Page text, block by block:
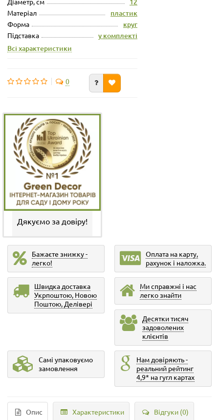
Матеріал пластик
Форма круг
Підставка
у комплекті
Всі характеристики
0
Дякуємо за довіру!
Бажаєте знижку -
легко!
Оплата на карту,
рахунок і наложка.
Швидка доставка
Укрпоштою, Новою
Поштою, Делівері
Ми справжні і нас
легко знайти
Десятки тисяч
задоволених
клієнтів
Самі упаковуємо
замовлення
Нам довіряють -
реальний рейтинг
4,9* на гугл картах
Опис Характеристики Відгуки (0)